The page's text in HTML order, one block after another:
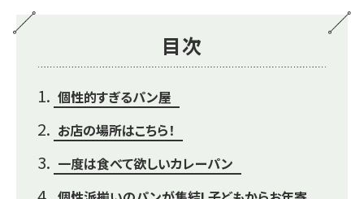
目次
個性的すぎるパン屋
お店の場所はこちら！
一度は食べて欲しいカレーパン